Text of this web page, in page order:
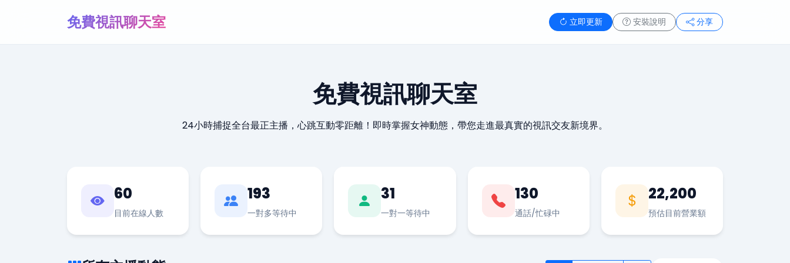
免費視訊聊天室 立即更新 安裝說明 分享
免費視訊聊天室
24小時捕捉全台最正主播，心跳互動零距離！即時掌握女神動態，帶您走進最真實的視訊交友新境界。
60
目前在線人數
193
一對多等待中
31
一對一等待中
130
通話/忙碌中
22,200
預估目前營業額